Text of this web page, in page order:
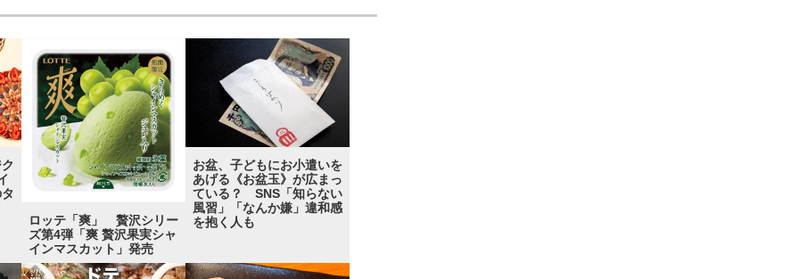
ロッテ「爽」 贅沢シリー
ズ第4弾「爽 贅沢果実シャ
インマスカット」発売
お盆、子どもにお小遣いを
あげる《お盆玉》が広まっ
ている？ SNS「知らない
風習」「なんか嫌」違和感
を抱く人も